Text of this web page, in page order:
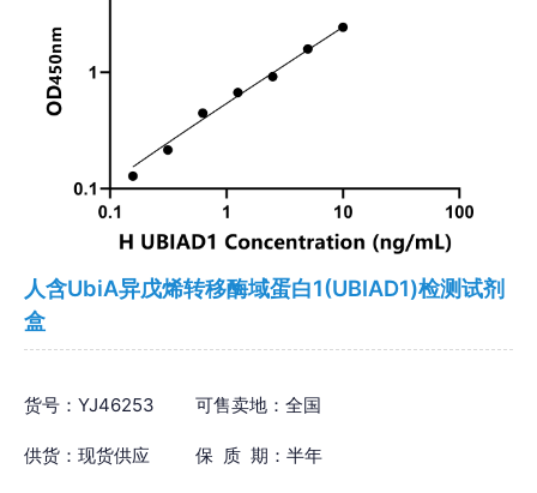
人含UbiA异戊烯转移酶域蛋白1(UBIAD1)检测试剂
盒
货号：YJ46253 可售卖地：全国
供货：现货供应 保 质 期：半年